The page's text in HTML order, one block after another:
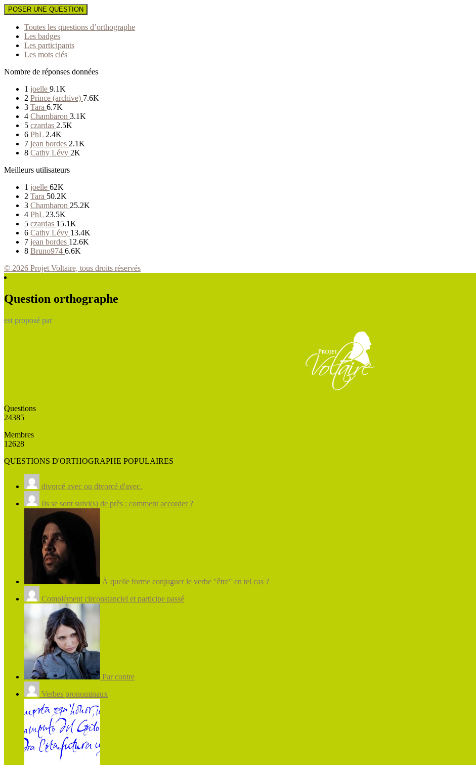
POSER UNE QUESTION
Toutes les questions d’orthographe
Les badges
Les participants
Les mots clés
Nombre de réponses données
1 joelle 9.1K
2 Prince (archive) 7.6K
3 Tara 6.7K
4 Chambaron 3.1K
5 czardas 2.5K
6 PhL 2.4K
7 jean bordes 2.1K
8 Cathy Lévy 2K
Meilleurs utilisateurs
1 joelle 62K
2 Tara 50.2K
3 Chambaron 25.2K
4 PhL 23.5K
5 czardas 15.1K
6 Cathy Lévy 13.4K
7 jean bordes 12.6K
8 Bruno974 6.6K
© 2026 Projet Voltaire, tous droits réservés
Question orthographe
est proposé par
Questions
24385
Membres
12628
QUESTIONS D'ORTHOGRAPHE POPULAIRES
divorcé avec ou divorcé d'avec.
Ils se sont suivi(s) de près : comment accorder ?
À quelle forme conjuguer le verbe "être" en tel cas ?
Complément circonstanciel et participe passé
Par contre
Verbes pronominaux